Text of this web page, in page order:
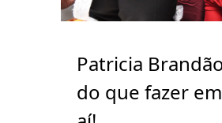
Patricia
do que fazer